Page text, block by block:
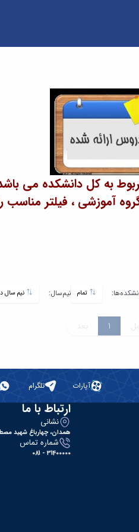
به کل دانشکده می
، فیلتر مناسب را
نیم‌سال: نیم سال دوم سال تحصیلی 1402-1403
1 بعد
آپارات تلگرام
ارتباط با ما
نشانی
همدان، چهارباغ شهید
شماره تماس
31400000 - 081